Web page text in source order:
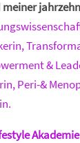
meiner
&
Peri-&